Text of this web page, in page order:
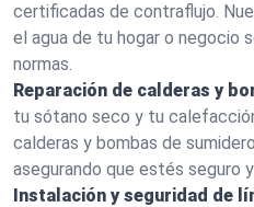
certificadas de contraflujo.
el agua de tu hogar o negocio
normas.
Reparación de calderas y
tu sótano seco y tu
calderas y bombas de
asegurando que estés seguro
Instalación y seguridad de